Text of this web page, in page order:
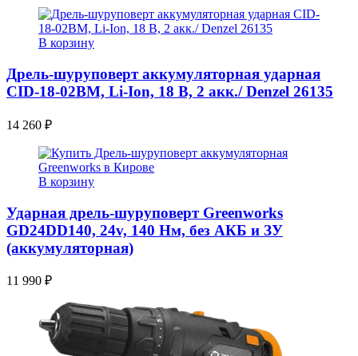
В корзину
Дрель-шуруповерт аккумуляторная ударная
CID-18-02BM, Li-Ion, 18 В, 2 акк./ Denzel 26135
14 260 ₽
В корзину
Ударная дрель-шуруповерт Greenworks
GD24DD140, 24v, 140 Нм, без АКБ и ЗУ
(аккумуляторная)
11 990 ₽